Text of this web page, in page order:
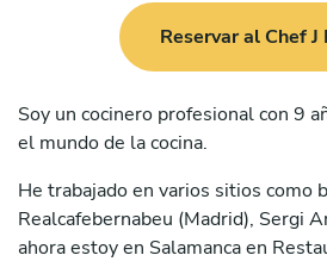
Reservar al Chef J
Soy un cocinero profesional con 9
el mundo de la cocina.
He trabajado en varios sitios como
Realcafebernabeu (Madrid), Sergi
ahora estoy en Salamanca en